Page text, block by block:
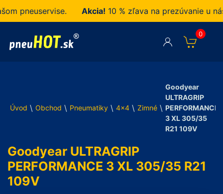
pneuservise. Akcia!10 % zľava na prezúvanie u nás
0
Úvod \ Obchod \ Pneumatiky \ 4x4 \ Zimné \
Goodyear
ULTRAGRIP
PERFORMANCE
3 XL 305/35
R21 109V
Goodyear ULTRAGRIP
PERFORMANCE 3 XL 305/35 R21
109V